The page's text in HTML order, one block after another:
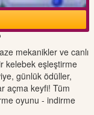
mekanikler ve canlı
kelebek eşleştirme
günlük ödüller,
açma keyfi! Tüm
oyunu - indirme